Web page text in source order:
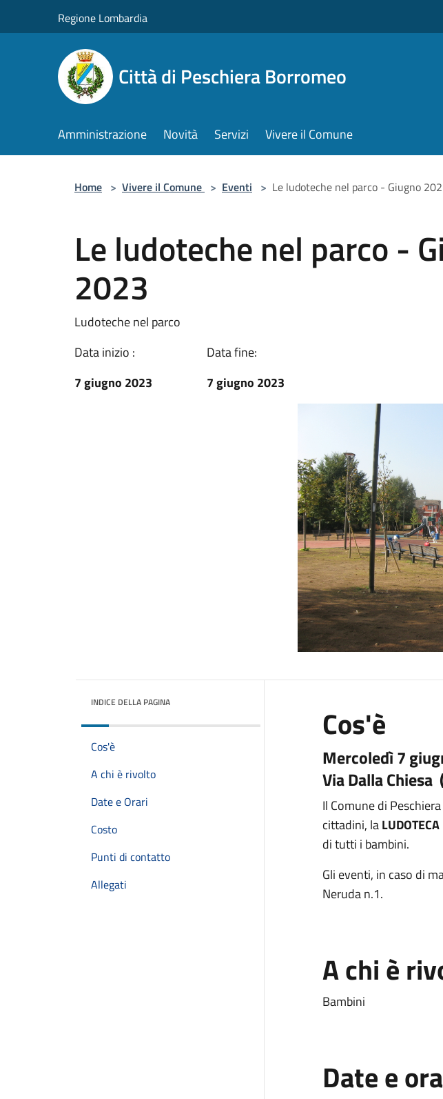
Regione Lombardia
Città di Peschiera Borromeo
Amministrazione Novità Servizi Vivere il Comune
Home > Vivere il Comune > Eventi > Le ludoteche nel parco - Giugno
Le ludoteche nel parco -
2023
Ludoteche nel parco
Data inizio :
7 giugno 2023
Data fine:
7 giugno 2023
INDICE DELLA PAGINA
Cos'è
A chi è rivolto
Date e Orari
Costo
Punti di contatto
Allegati
Cos'è
Mercoledì 7
Via Dalla
Il Comune di
cittadini, la
di tutti i bambini.
Gli eventi, in caso di
Neruda n.1.
A chi è
Bambini
Date e